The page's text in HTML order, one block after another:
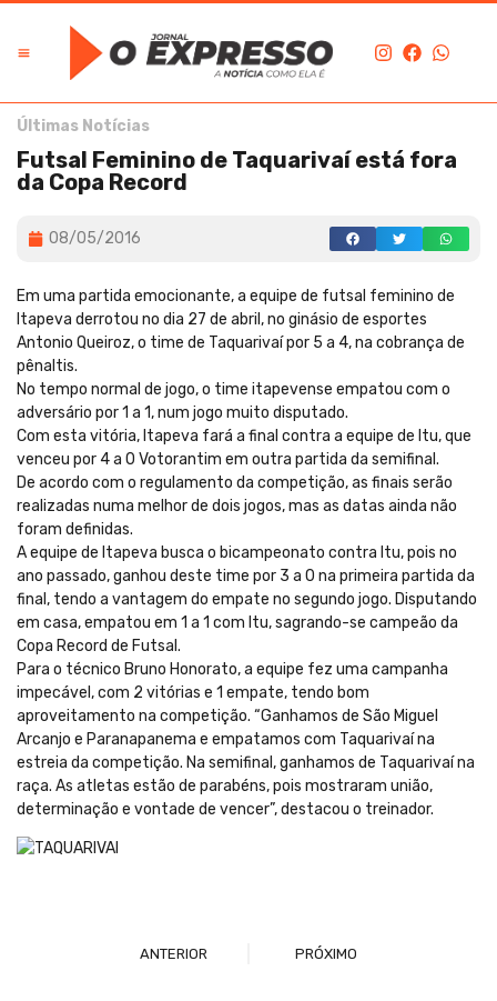
Últimas Notícias
Futsal Feminino de Taquarivaí está fora
da Copa Record
08/05/2016
Em uma partida emocionante, a equipe de futsal feminino de
Itapeva derrotou no dia 27 de abril, no ginásio de esportes
Antonio Queiroz, o time de Taquarivaí por 5 a 4, na cobrança de
pênaltis.
No tempo normal de jogo, o time itapevense empatou com o
adversário por 1 a 1, num jogo muito disputado.
Com esta vitória, Itapeva fará a final contra a equipe de Itu, que
venceu por 4 a 0 Votorantim em outra partida da semifinal.
De acordo com o regulamento da competição, as finais serão
realizadas numa melhor de dois jogos, mas as datas ainda não
foram definidas.
A equipe de Itapeva busca o bicampeonato contra Itu, pois no
ano passado, ganhou deste time por 3 a 0 na primeira partida da
final, tendo a vantagem do empate no segundo jogo. Disputando
em casa, empatou em 1 a 1 com Itu, sagrando-se campeão da
Copa Record de Futsal.
Para o técnico Bruno Honorato, a equipe fez uma campanha
impecável, com 2 vitórias e 1 empate, tendo bom
aproveitamento na competição. “Ganhamos de São Miguel
Arcanjo e Paranapanema e empatamos com Taquarivaí na
estreia da competição. Na semifinal, ganhamos de Taquarivaí na
raça. As atletas estão de parabéns, pois mostraram união,
determinação e vontade de vencer”, destacou o treinador.
ANTERIOR PRÓXIMO